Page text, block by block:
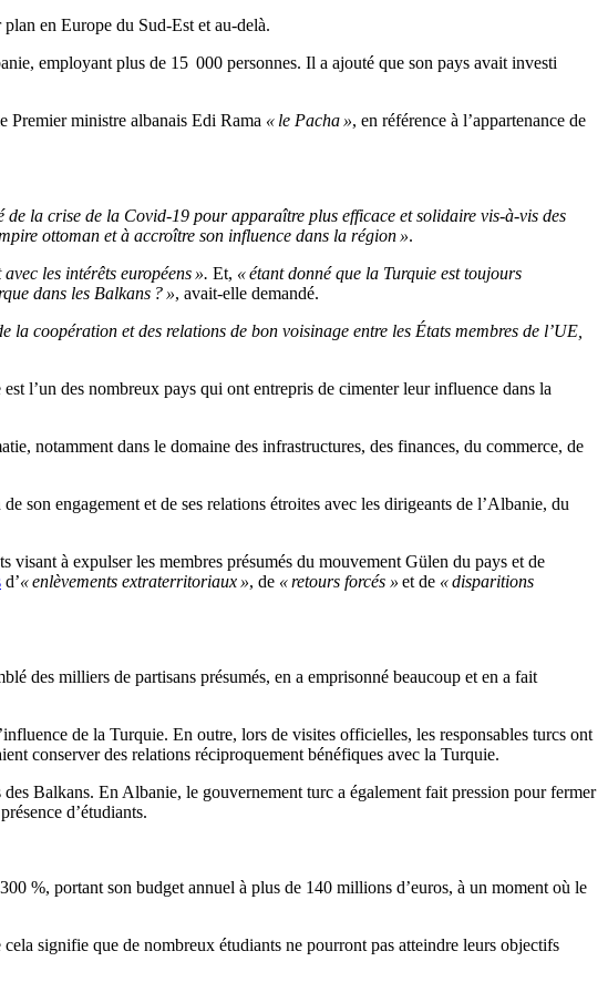
en Europe du Sud-Est et au-delà.
employant plus de 15 000 personnes. Il a ajouté que son pays avait investi
Premier ministre albanais Edi Rama « le Pacha », en référence à l’appartenance de
de la crise de la Covid-19 pour apparaître plus efficace et solidaire vis-à-vis des
ottoman et à accroître son influence dans la région ».
les intérêts européens ». Et, « étant donné que la Turquie est toujours
dans les Balkans ? », avait-elle demandé.
la coopération et des relations de bon voisinage entre les États membres de l’UE,
l’un des nombreux pays qui ont entrepris de cimenter leur influence dans la
notamment dans le domaine des infrastructures, des finances, du commerce, de
son engagement et de ses relations étroites avec les dirigeants de l’Albanie, du
visant à expulser les membres présumés du mouvement Gülen du pays et de
d’« enlèvements extraterritoriaux », de « retours forcés » et de « disparitions
des milliers de partisans présumés, en a emprisonné beaucoup et en a fait
de la Turquie. En outre, lors de visites officielles, les responsables turcs ont
conserver des relations réciproquement bénéfiques avec la Turquie.
Balkans. En Albanie, le gouvernement turc a également fait pression pour fermer
d’étudiants.
%, portant son budget annuel à plus de 140 millions d’euros, à un moment où le
signifie que de nombreux étudiants ne pourront pas atteindre leurs objectifs